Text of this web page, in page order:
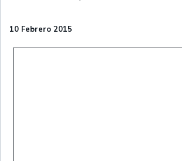
10 Febrero 2015